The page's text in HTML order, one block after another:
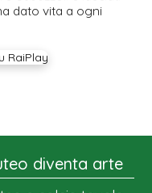
dato vita a ogni
diventa arte